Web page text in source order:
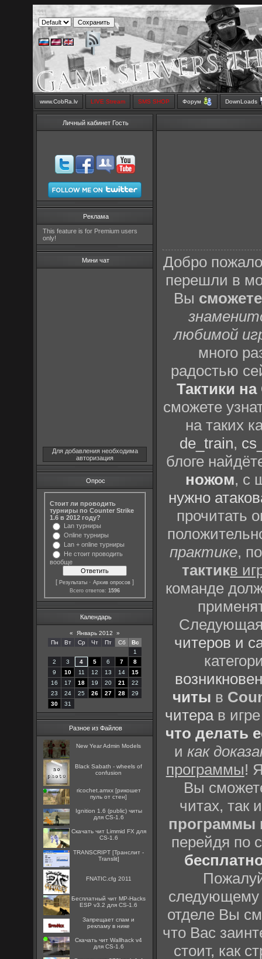
www.CobRa.lv LIVE Stream SMS SHOP Форум DownLoads
Личный кабинет Гость
Реклама
This feature is for Premium users
only!
Мини чат
Для добавления необходима
авторизация
Опрос
Стоит ли проводить
турниры по Counter Strike
1.6 в 2012 году?
Lan турниры
Online турниры
Lan + online турниры
Не стоит проводить
вообще
[Результаты ·Архив опросов ]
Всего ответов:1596
Календарь
« Январь 2012
»
Пн
Вт Ср Чт Пт Сб
Вс
1
2
3 4 5 6 7
8
9
10 11 12 13 14
15
16
17 18 19 20 21
22
23
24 25 26 27 28
29
30
31
Разное из Файлов
New Year Admin Models
Black Sabath - wheels of
confusion
ricochet.amxx [рикошет
пуль от стен]
Ignition 1.6 (public) читы
для CS-1.6
Скачать чит Limmid FX для
CS-1.6
TRANSCRIPT [Транслит -
Translit]
FNATIC.cfg 2011
Бесплатный чит MP-Hacks
ESP v3.2 для CS-1.6
Запрещает спам и
рекламу в нике
Скачать чит Wallhack v4
для CS-1.6
Добро
перешли в
Вы
любимой
много
радостью
Тактики
сможете
на таких
de_train,
блоге
ножом, с
нужно
прочитать
практике,
тактикв
команде
Следующая
читеров и
читы в
читерав
что делать
икак
программы!
Вы
читах, так
программы
перейдя по
отделе Вы
что Вас
стоит, как